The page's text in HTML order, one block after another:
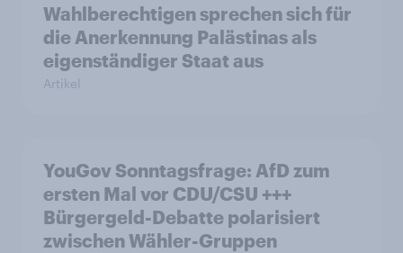
Wahlberechtigen sprechen sich für
die Anerkennung Palästinas als
eigenständiger Staat aus
Artikel
YouGov Sonntagsfrage: AfD zum
ersten Mal vor CDU/CSU +++
Bürgergeld-Debatte polarisiert
zwischen Wähler-Gruppen